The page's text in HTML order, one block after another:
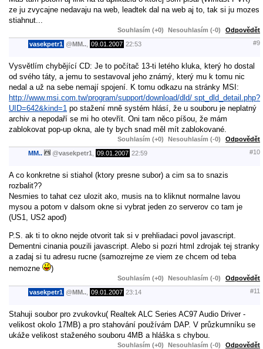
ze ju zvycajne nedavaju na web, leadtek dal na web aj to, tak si ju mozes
stiahnut...
Souhlasím (+0) Nesouhlasím (-0) Odpovědět
vasekpetr1 @MM.. 09.01.2007 22:53 #9
Vysvětlím chybějící CD: Je to počítač 13-ti letého kluka, který ho dostal
od svého táty, a jemu to sestavoval jeho známý, který mu k tomu nic
nedal a už na sebe nemají spojení. K tomu odkazu na stránky MSI:
http://www.msi.com.tw/program/support/download/dld/ spt_dld_detail.php?
UID=642&kind=1 po stažení mně systém hlásí, že u souboru je neplatný
archiv a nepodaří se mi ho otevřít. Oni tam něco píšou, že mám
zablokovat pop-up okna, ale ty bych snad měl mít zablokované.
Souhlasím (+0) Nesouhlasím (-0) Odpovědět
MM.. @vasekpetr1 09.01.2007 22:59 #10
A co konkretne si stiahol (ktory presne subor) a cim sa to snazis
rozbalit??
Nesmies to tahat cez ulozit ako, musis na to kliknut normalne lavou
mysou a potom v dalsom okne si vybrat jeden zo serverov co tam je
(US1, US2 apod)
P.S. ak ti to okno nejde otvorit tak si v prehliadaci povol javascript.
Dementni cinania pouzili javascript. Alebo si pozri html zdrojak tej stranky
a zadaj si tu adresu rucne (samozrejme ze viem ze chcem od teba
nemozne
)
Souhlasím (+0) Nesouhlasím (-0) Odpovědět
vasekpetr1 @MM.. 09.01.2007 23:14 #11
Stahuji soubor pro zvukovku( Realtek ALC Series AC97 Audio Driver -
velikost okolo 17MB) a pro stahování používám DAP. V průzkumníku se
ukáže velikost staženého souboru 4MB a hláška s chybou.
Souhlasím (+0) Nesouhlasím (-0) Odpovědět